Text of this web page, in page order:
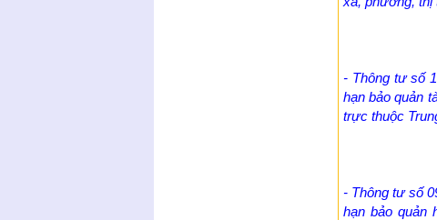
- Thông tư số
hạn bảo quản
trực thuộc
- Thông tư số
hạn bảo quản